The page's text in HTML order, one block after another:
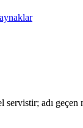
servistir; adı geçen